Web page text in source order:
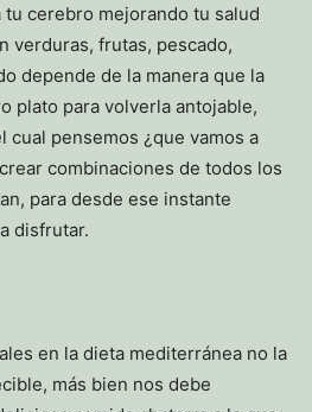
cerebro mejorando tu salud
verduras, frutas, pescado,
depende de la manera que la
plato para volverla antojable,
cual pensemos ¿que vamos a
combinaciones de todos los
para desde ese instante
disfrutar.
en la dieta mediterránea no la
más bien nos debe